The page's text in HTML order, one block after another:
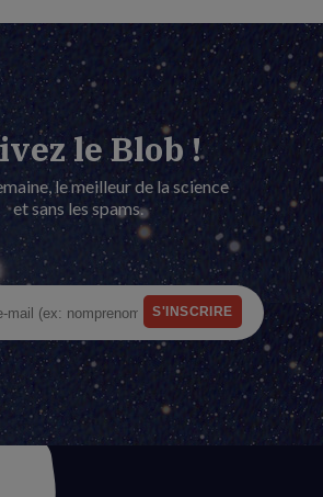
le Blob !
le meilleur de la science
et sans les spams.